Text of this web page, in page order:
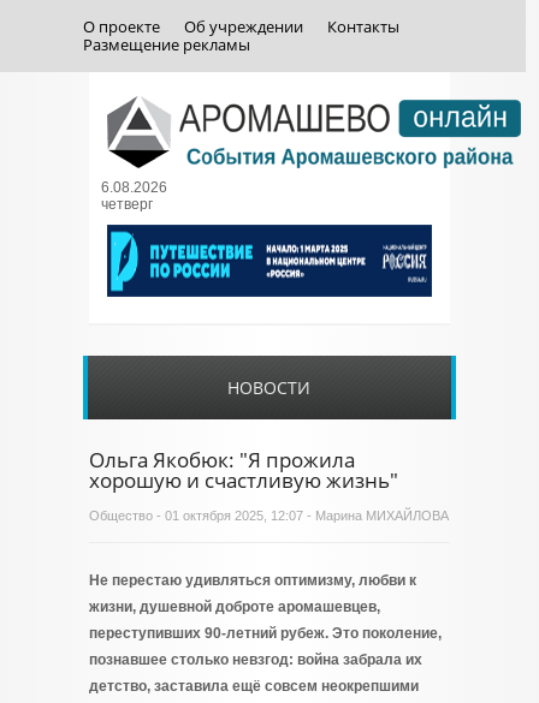
О проекте Об учреждении
Контакты
Размещение рекламы
6.08.2026
четверг
НОВОСТИ
Ольга Якобюк: "Я прожила
хорошую и счастливую жизнь"
Общество - 01 октября 2025, 12:07 - Марина МИХАЙЛОВА
Не перестаю удивляться оптимизму, любви к
жизни, душевной доброте аромашевцев,
переступивших 90-летний рубеж. Это поколение,
познавшее столько невзгод: война забрала их
детство, заставила ещё совсем неокрепшими